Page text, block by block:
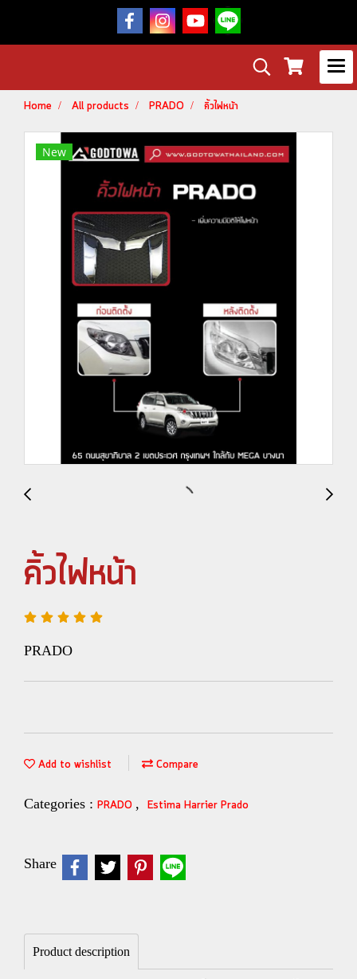
Home All products PRADO คิ้วไฟหน้า
New
คิ้วไฟหน้า
PRADO
Add to wishlist Compare
Categories : PRADO , Estima Harrier Prado
Share
Product description